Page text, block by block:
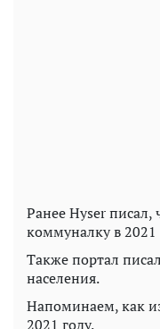
Ранее Hyser писал,
коммуналку в 2021
Также портал
населения.
Напоминаем, как
2021 году.